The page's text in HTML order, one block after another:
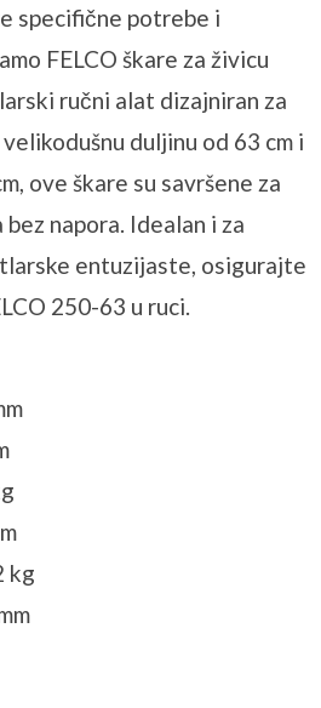
specifične potrebe i
FELCO škare za živicu
ručni alat dizajniran za
duljinu od 63 cm i
ove škare su savršene za
napora. Idealan i za
entuzijaste, osigurajte
250-63 u ruci.
kg